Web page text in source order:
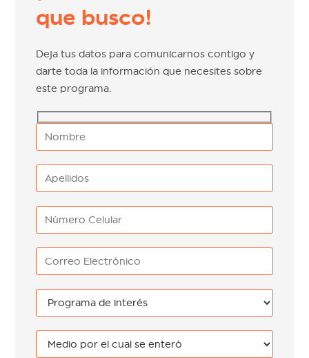
que busco!
Deja tus datos para comunicarnos contigo y
darte toda la información que necesites sobre
este programa.